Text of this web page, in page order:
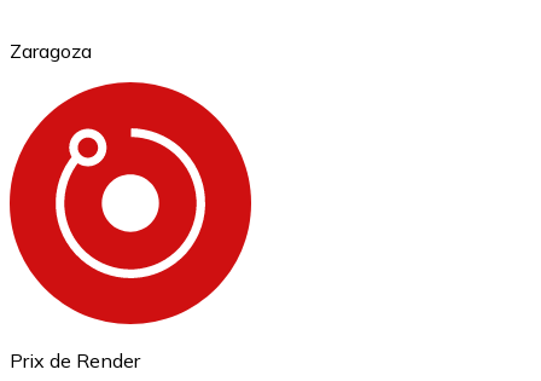
Ethereum
ETH
Zaragoza
Prix de Render